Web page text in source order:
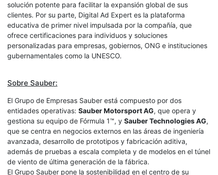
solución potente para facilitar la expansión global de sus
clientes. Por su parte, Digital Ad Expert es la plataforma
educativa de primer nivel impulsada por la compañía, que
ofrece certificaciones para individuos y soluciones
personalizadas para empresas, gobiernos, ONG e instituciones
gubernamentales como la UNESCO.
Sobre Sauber:
El Grupo de Empresas Sauber está compuesto por dos
entidades operativas: Sauber Motorsport AG, que opera y
gestiona su equipo de Fórmula 1™, y Sauber Technologies AG,
que se centra en negocios externos en las áreas de ingeniería
avanzada, desarrollo de prototipos y fabricación aditiva,
además de pruebas a escala completa y de modelos en el túnel
de viento de última generación de la fábrica.
El Grupo Sauber pone la sostenibilidad en el centro de su